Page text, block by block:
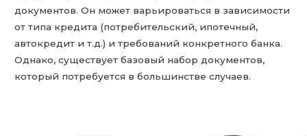
документов. Он может варьироваться в зависимости
от типа кредита (потребительский, ипотечный,
автокредит и т.д.) и требований конкретного банка.
Однако, существует базовый набор документов,
который потребуется в большинстве случаев.